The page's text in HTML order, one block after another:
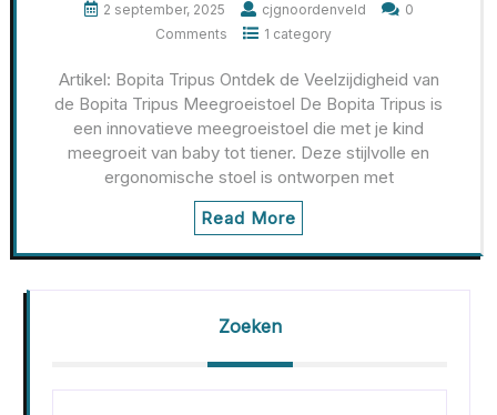
2 september, 2025 cjgnoordenveld
0
Comments
1 category
Artikel: Bopita Tripus Ontdek de Veelzijdigheid van
de Bopita Tripus Meegroeistoel De Bopita Tripus is
een innovatieve meegroeistoel die met je kind
meegroeit van baby tot tiener. Deze stijlvolle en
ergonomische stoel is ontworpen met
Read More
Zoeken